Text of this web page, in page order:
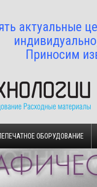
актуальные
Приносим
ОБОРУДОВАНИЕ